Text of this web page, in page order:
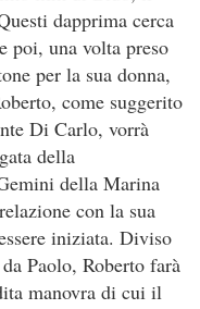
dapprima cerca
poi, una volta preso
per la sua donna,
come suggerito
Di Carlo, vorrà
della
della Marina
con la sua
iniziata. Diviso
Paolo, Roberto farà
manovra di cui il